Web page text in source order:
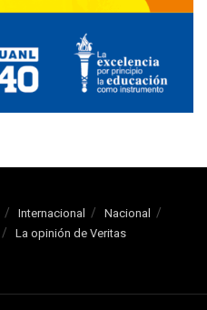
Internacional
Nacional
La opinión de Veritas